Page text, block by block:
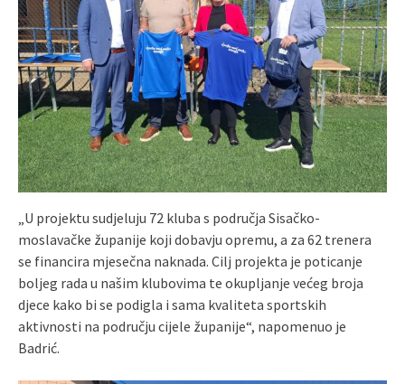
„U projektu sudjeluju 72 kluba s područja Sisačko-
moslavačke županije koji dobavju opremu, a za 62 trenera
se financira mjesečna naknada. Cilj projekta je poticanje
boljeg rada u našim klubovima te okupljanje većeg broja
djece kako bi se podigla i sama kvaliteta sportskih
aktivnosti na području cijele županije“, napomenuo je
Badrić.